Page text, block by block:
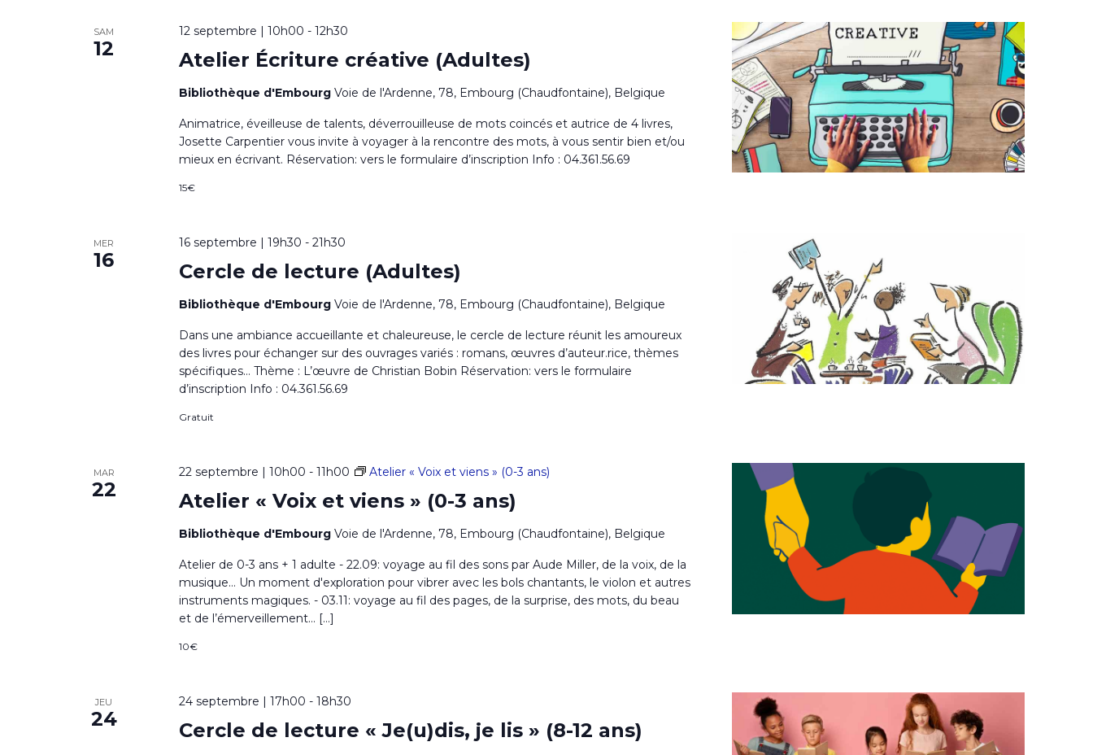
SAM
12 Atelier Écriture créative (Adultes)
12 septembre | 10h00 - 12h30
Bibliothèque d'Embourg Voie de l'Ardenne, 78, Embourg (Chaudfontaine), Belgique
Animatrice, éveilleuse de talents, déverrouilleuse de mots coincés et autrice de 4 livres,
Josette Carpentier vous invite à voyager à la rencontre des mots, à vous sentir bien et/ou
mieux en écrivant. Réservation: vers le formulaire d’inscription Info : 04.361.56.69
15€
MER
16 Cercle de lecture (Adultes)
16 septembre | 19h30 - 21h30
Bibliothèque d'Embourg Voie de l'Ardenne, 78, Embourg (Chaudfontaine), Belgique
Dans une ambiance accueillante et chaleureuse, le cercle de lecture réunit les amoureux
des livres pour échanger sur des ouvrages variés : romans, œuvres d’auteur.rice, thèmes
spécifiques… Thème : L’œuvre de Christian Bobin Réservation: vers le formulaire
d’inscription Info : 04.361.56.69
Gratuit
MAR
22 Atelier « Voix et viens » (0-3 ans)
22 septembre | 10h00 - 11h00 Atelier « Voix et viens » (0-3 ans)
Bibliothèque d'Embourg Voie de l'Ardenne, 78, Embourg (Chaudfontaine), Belgique
Atelier de 0-3 ans + 1 adulte - 22.09: voyage au fil des sons par Aude Miller, de la voix, de la
musique… Un moment d'exploration pour vibrer avec les bols chantants, le violon et autres
instruments magiques. - 03.11: voyage au fil des pages, de la surprise, des mots, du beau
et de l’émerveillement… […]
10€
JEU
24 Cercle de lecture « Je(u)dis, je lis » (8-12 ans)
24 septembre | 17h00 - 18h30